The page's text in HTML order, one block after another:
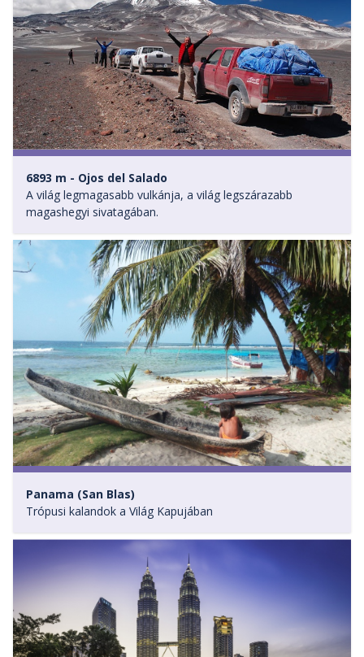
6893 m - Ojos del Salado
A világ legmagasabb vulkánja, a világ legszárazabb
magashegyi sivatagában.
Panama (San Blas)
Trópusi kalandok a Világ Kapujában